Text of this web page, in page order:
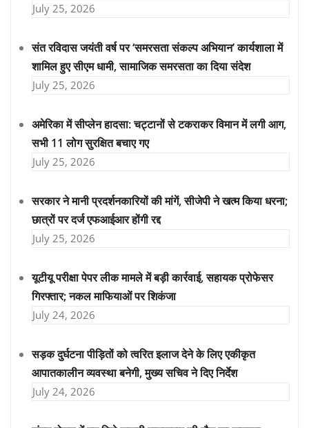
July 25, 2026
संत रविदास जयंती वर्ष पर ‘समरसता संकल्प अभियान’ कार्यशाला में
शामिल हुए सीएम धामी, सामाजिक समरसता का दिया संदेश
July 25, 2026
अमेरिका में सीप्लेन हादसा: चट्टानों से टकराकर विमान में लगी आग,
सभी 11 लोग सुरक्षित बचाए गए
July 25, 2026
सरकार ने मानी प्रदर्शनकारियों की मांगें, सीजेपी ने खत्म किया धरना;
छात्रों पर दर्ज एफआईआर होंगी रद्द
July 25, 2026
यूटीयू परीक्षा पेपर लीक मामले में बड़ी कार्रवाई, सहायक प्रोफेसर
गिरफ्तार; नकल माफियाओं पर शिकंजा
July 24, 2026
सड़क दुर्घटना पीड़ितों को त्वरित इलाज देने के लिए एकीकृत
आपातकालीन व्यवस्था बनेगी, मुख्य सचिव ने दिए निर्देश
July 24, 2026